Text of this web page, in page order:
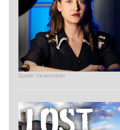
Quelle: Veranstalter